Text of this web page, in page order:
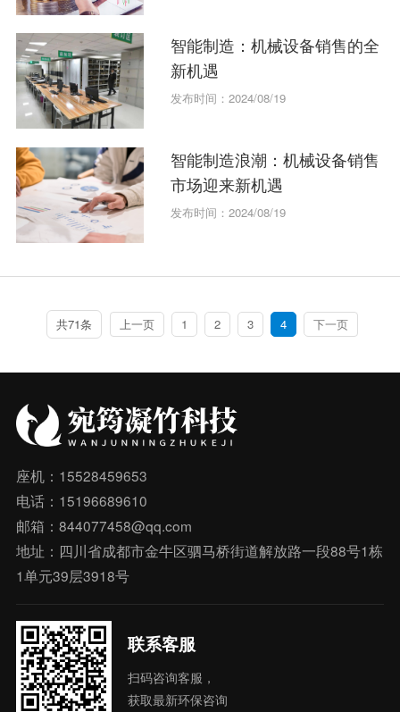
智能制造：机械设备销售的全
新机遇
发布时间：2024/08/19
智能制造浪潮：机械设备销售
市场迎来新机遇
发布时间：2024/08/19
共71条 上一页 1 2 3 4 下一页
座机：15528459653
电话：15196689610
邮箱：844077458@qq.com
地址：四川省成都市金牛区驷马桥街道解放路一段88号1栋
1单元39层3918号
联系客服
扫码咨询客服，
获取最新环保咨询